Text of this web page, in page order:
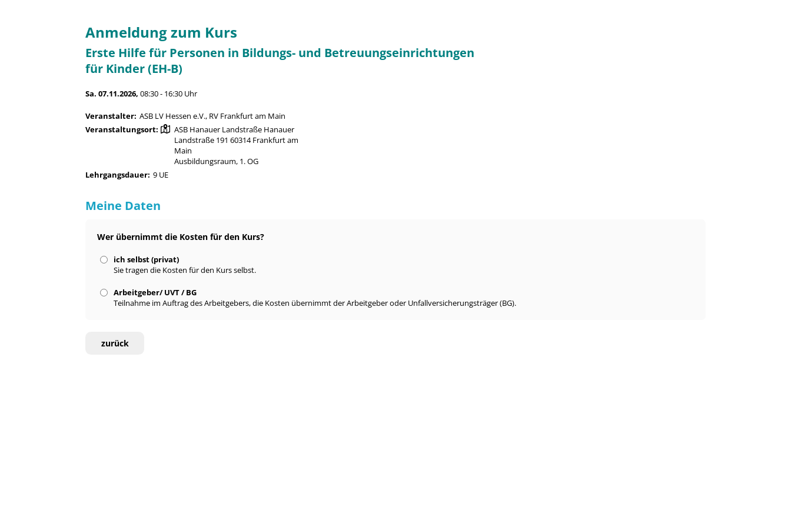
Anmeldung zum Kurs
Erste Hilfe für Personen in Bildungs- und Betreuungseinrichtungen
für Kinder (EH-B)
Sa. 07.11.2026,08:30 - 16:30 Uhr
Veranstalter: ASB LV Hessen e.V., RV Frankfurt am Main
Veranstaltungsort:
ASB Hanauer Landstraße Hanauer
Landstraße 191 60314 Frankfurt am
Main
Ausbildungsraum, 1. OG
Lehrgangsdauer: 9 UE
Meine Daten
Wer übernimmt die Kosten für den Kurs?
ich selbst (privat)
Sie tragen die Kosten für den Kurs selbst.
Arbeitgeber/ UVT / BG
Teilnahme im Auftrag des Arbeitgebers, die Kosten übernimmt der Arbeitgeber oder Unfallversicherungsträger (BG).
zurück